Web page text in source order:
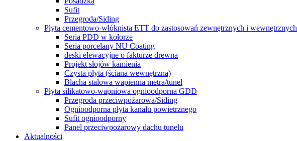
Sufit
Przegroda/Siding
Płyta cementowo-włóknista ETT do zastosowań zewnętrznych i wewnętrznych
Seria PDD w kolorze
Seria porcelany NU Coating
deski elewacyjne o fakturze drewna
Projekt słojów kamienia
Czysta płyta (ściana wewnętrzna)
Blacha stalowa wapienna metra/tunel
Płyta silikatowo-wapniowa ognioodporna GDD
Przegroda przeciwpożarowa/Siding
Ognioodporna płyta kanału powietrznego
Sufit ognioodporny
Panel przeciwpożarowy dachu tunelu
Aktualności